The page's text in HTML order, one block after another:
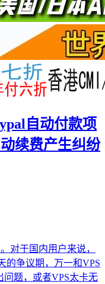
自动付款项
续费产生纠纷
对于国内用户来说，
的争议期，万一和VPS
问题，或者VPS太卡无